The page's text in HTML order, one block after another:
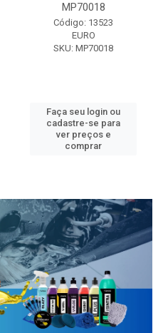
MP70018
Código: 13523
EURO
SKU: MP70018
Faça seu login ou
cadastre-se para
ver preços e
comprar